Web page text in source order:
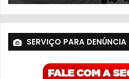
SERVIÇO PARA